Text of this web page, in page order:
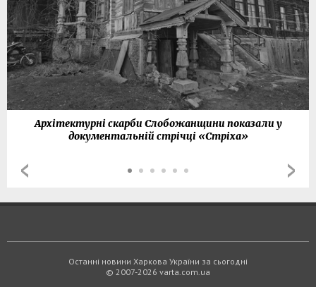
Архітектурні скарби Слобожанщини показали у
документальній стрічці «Стріха»
Останні новини Харкова України за сьогодні
© 2007-2026 varta.com.ua